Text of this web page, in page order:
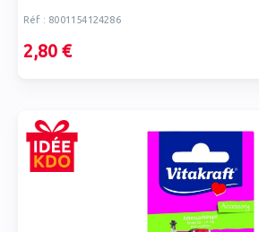
Réf : 8001154124286
2,80 €